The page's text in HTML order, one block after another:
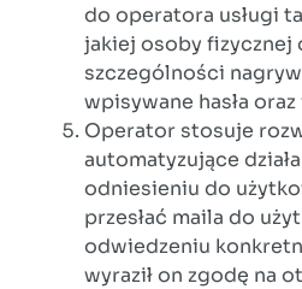
do operatora usługi
jakiej osoby fizycznej
szczególności
wpisywane hasła
Operator stosuje
automatyzujące
odniesieniu do
przesłać maila do
odwiedzeniu
wyraził on zgodę na